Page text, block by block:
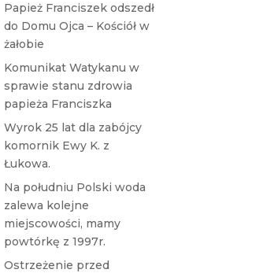
Papież Franciszek odszedł
do Domu Ojca – Kościół w
żałobie
Komunikat Watykanu w
sprawie stanu zdrowia
papieża Franciszka
Wyrok 25 lat dla zabójcy
komornik Ewy K. z
Łukowa.
Na południu Polski woda
zalewa kolejne
miejscowości, mamy
powtórkę z 1997r.
Ostrzeżenie przed